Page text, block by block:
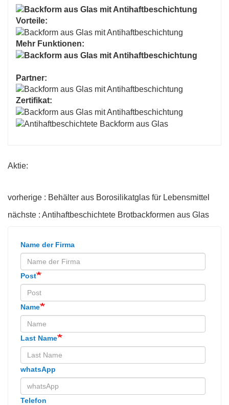
Vorteile:
Mehr Funktionen:
Partner:
Zertifikat:
Aktie:
vorherige : Behälter aus Borosilikatglas für Lebensmittel
nächste : Antihaftbeschichtete Brotbackformen aus Glas
Name der Firma
Post
Name
Last Name
whatsApp
Telefon